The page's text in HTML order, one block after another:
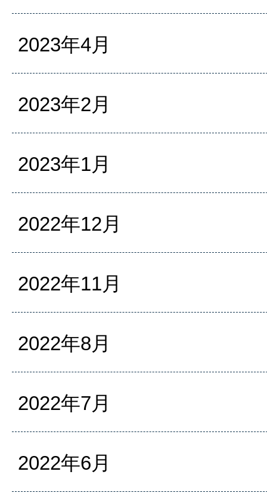
2023年4月
2023年2月
2023年1月
2022年12月
2022年11月
2022年8月
2022年7月
2022年6月